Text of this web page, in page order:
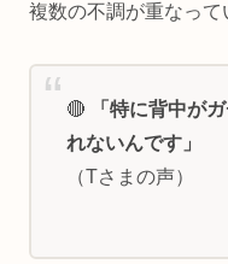
複数の不調が重なって
🔴
「特に背中が
れないんです」
（Tさまの声）